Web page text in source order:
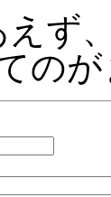
えず
の